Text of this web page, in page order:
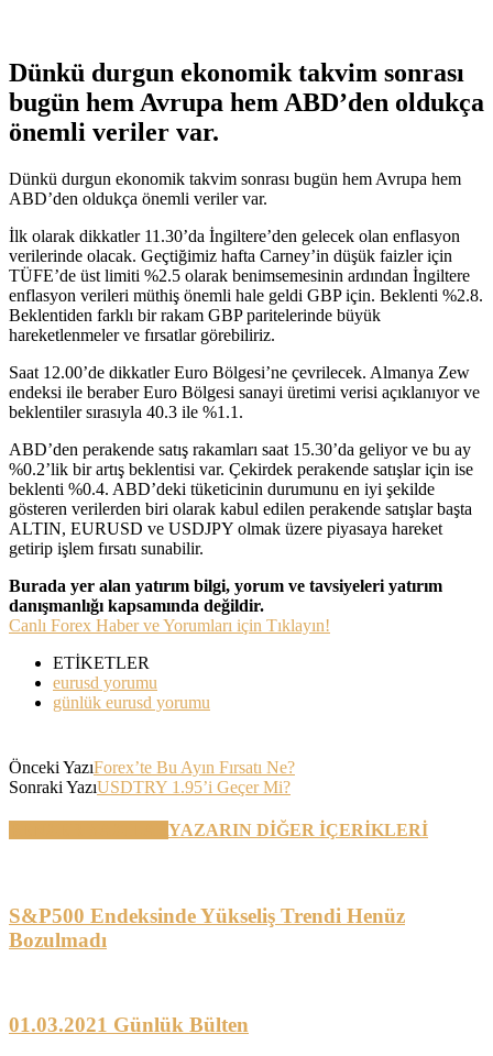
Dünkü durgun ekonomik takvim sonrası
bugün hem Avrupa hem ABD’den oldukça
önemli veriler var.
Dünkü durgun ekonomik takvim sonrası bugün hem Avrupa hem
ABD’den oldukça önemli veriler var.
İlk olarak dikkatler 11.30’da İngiltere’den gelecek olan enflasyon
verilerinde olacak. Geçtiğimiz hafta Carney’in düşük faizler için
TÜFE’de üst limiti %2.5 olarak benimsemesinin ardından İngiltere
enflasyon verileri müthiş önemli hale geldi GBP için. Beklenti %2.8.
Beklentiden farklı bir rakam GBP paritelerinde büyük
hareketlenmeler ve fırsatlar görebiliriz.
Saat 12.00’de dikkatler Euro Bölgesi’ne çevrilecek. Almanya Zew
endeksi ile beraber Euro Bölgesi sanayi üretimi verisi açıklanıyor ve
beklentiler sırasıyla 40.3 ile %1.1.
ABD’den perakende satış rakamları saat 15.30’da geliyor ve bu ay
%0.2’lik bir artış beklentisi var. Çekirdek perakende satışlar için ise
beklenti %0.4. ABD’deki tüketicinin durumunu en iyi şekilde
gösteren verilerden biri olarak kabul edilen perakende satışlar başta
ALTIN, EURUSD ve USDJPY olmak üzere piyasaya hareket
getirip işlem fırsatı sunabilir.
Burada yer alan yatırım bilgi, yorum ve tavsiyeleri yatırım
danışmanlığı kapsamında değildir.
Canlı Forex Haber ve Yorumları için Tıklayın!
ETİKETLER
eurusd yorumu
günlük eurusd yorumu
Önceki YazıForex’te Bu Ayın Fırsatı Ne?
Sonraki YazıUSDTRY 1.95’i Geçer Mi?
YAZARIN DİĞER İÇERİKLERİ
S&P500 Endeksinde Yükseliş Trendi Henüz
Bozulmadı
01.03.2021 Günlük Bülten